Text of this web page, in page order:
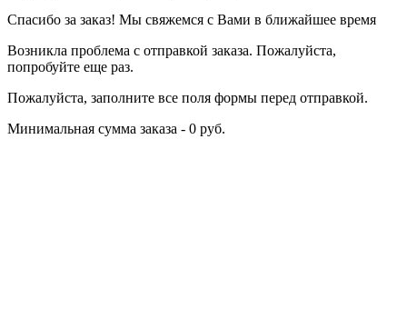
Спасибо за заказ! Мы свяжемся с Вами в ближайшее время
Возникла проблема с отправкой заказа. Пожалуйста,
попробуйте еще раз.
Пожалуйста, заполните все поля формы перед отправкой.
Минимальная сумма заказа - 0 руб.